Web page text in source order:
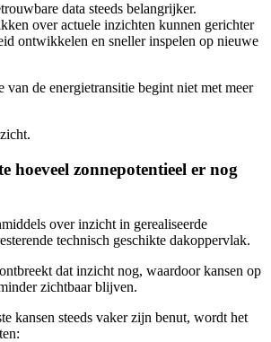
data steeds belangrijker.
over actuele inzichten kunnen gerichter
ontwikkelen en sneller inspelen op nieuwe
van de energietransitie begint niet met meer
hoeveel zonnepotentieel er nog
over inzicht in gerealiseerde
technisch geschikte dakoppervlak.
dat inzicht nog, waardoor kansen op
zichtbaar blijven.
kansen steeds vaker zijn benut, wordt het